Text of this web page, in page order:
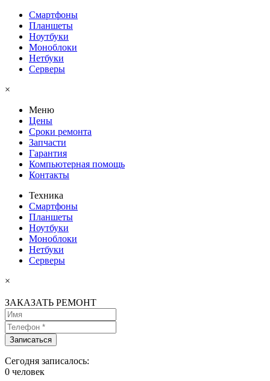
Смартфоны
Планшеты
Ноутбуки
Моноблоки
Нетбуки
Серверы
×
Меню
Цены
Сроки ремонта
Запчасти
Гарантия
Компьютерная помощь
Контакты
Техника
Смартфоны
Планшеты
Ноутбуки
Моноблоки
Нетбуки
Серверы
×
ЗАКАЗАТЬ РЕМОНТ
Сегодня записалось:
0 человек